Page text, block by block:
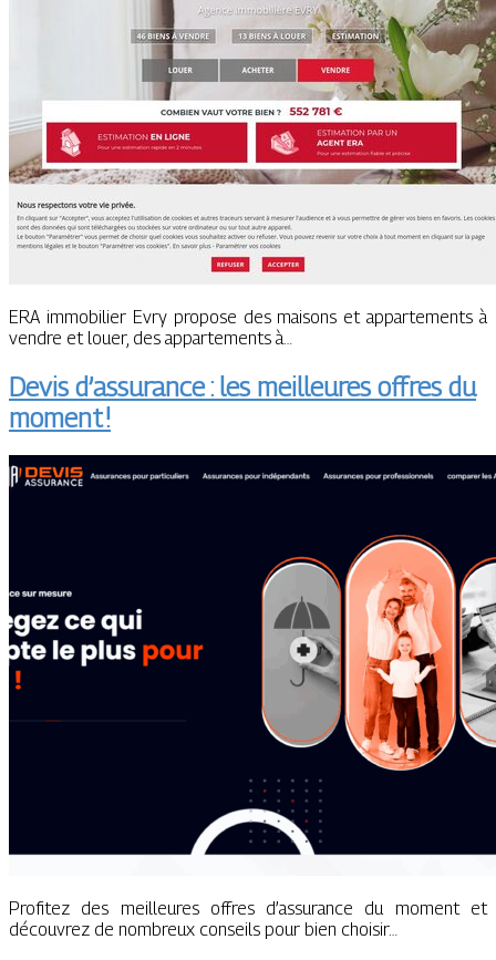
ERA immobilier Evry propose des maisons et appartements à
vendre et louer, des appartements à…
Devis d’assurance : les meilleures offres du
moment !
Profitez des meilleures offres d’assurance du moment et
découvrez de nombreux conseils pour bien choisir…